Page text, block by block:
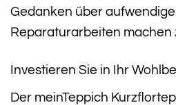
Gedanken über
Reparaturarbeiten machen
Investieren Sie in Ihr
Der meinTeppich